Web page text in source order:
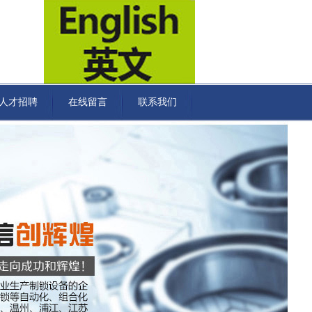
才招聘 在线留言 联系我们